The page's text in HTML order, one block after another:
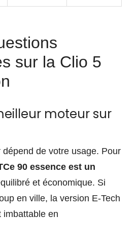
sur la Clio 5
moteur sur
de votre usage. Pour
90 essence est un
et économique. Si
en ville, la version E-Tech
imbattable en